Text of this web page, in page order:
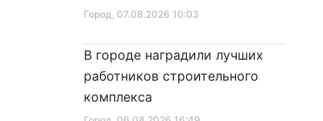
Город, 07.08.2026 10:03
В городе наградили лучших
работников строительного
комплекса